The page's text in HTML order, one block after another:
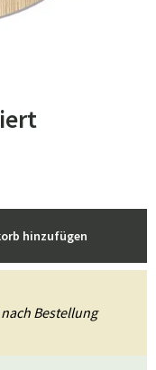
hinzufügen
Bestellung